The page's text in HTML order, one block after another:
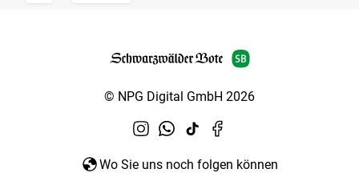
© NPG Digital GmbH 2026
Wo Sie uns noch folgen können